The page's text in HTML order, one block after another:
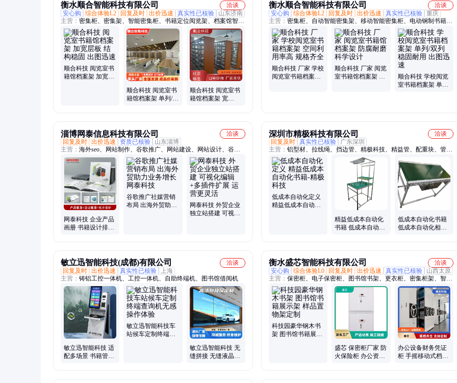
衡水顺合智能科技有限公司
洽谈
安心购
综合体验L2 回复及时 出价迅速 真实性已核验
山东济南
主营： 密集柜、密集架、智能密集柜、书籍定位阅览架、档案馆智能
密集架、密集柜档案柜、钢制图书馆书架、单双面档案资料架、轨道
移动大型档案室密、档案室密集柜、档案库智能密集柜、学校阅览室
读书架、一体化智能密集柜、落地分层书架、电动智能密集柜、可移
动密集架、智能密集柜整套、档案馆密集架、电子智能密集柜、文件
柜密集架、钢制智能书架、智能密集书架、图书馆书本摆放架、智能
密集柜一体化、无轨智能密集架
顺合科技 阅览室书
籍馆档案架 加宽层
顺合科技 阅览室书
籍馆档案架 单列/双
顺合科技 阅览室书
籍馆档案架 宽
衡水顺合智能科技有限公司
洽谈
安心购
综合体验L2 回复及时 出价迅速 真实性已核验 重庆
主营： 密集柜、自动智能密集架、移动智能密集柜、电动钢制书籍置
物架、学校图书馆书架、自动动智能密集柜、移动智能图书架、学校
阅览室读书架、档案库智能密集柜、钢制组合书架、木护板双面书
架、档案室用文件柜密集架、密集柜档案柜、电动档案架、档案馆密
集架、智能图书储存柜书架、钢制智能密集架、轨道密集柜、手摇智
能密集架、图书馆5层快速借还存、阅览室置物架、电动智能密集柜
顺合科技 厂家 学校
阅览室书籍档案架
顺合科技 厂家 阅览
室书籍馆档案架 防
顺合科技 学校阅览
室书籍档案架 单列/
淄博网泰信息科技有限公司
洽谈
回复及时 出价迅速 资质已核验
山东淄博
主营： 海外seo、网站制作、谷歌推广、网站建设、网站设计、谷歌
优化、网络推广
网泰科技 企业产品
画册 书籍设计排版
谷歌推广社媒营销
布局 出海外贸助力
网泰科技 外贸企业
独立站搭建 可视化
深圳市精极科技有限公司
洽谈
回复及时 真实性已核验
广东深圳
主营： 铝型材、拉线绳、挡边管、精极科技、精益管、配重块、管内
接、米黄管、管封盖、复合管、hj-2线棒、43mm大管、金属连接、转
弯接头、旋转接头、工装夹具、调节脚杯、塑料接头、线棒接头、自
动化架、连接配件、金属脚杯、金属接头、地脚连接、线棒
低成本自动化定义
精益低成本自动化
精益低成本自动化
书籍 低成本自动化
低成本自动化书籍
低成本自动化相关
敏立迅智能科技(成都)有限公司
洽谈
回复及时 出价迅速 真实性已核验
上海
主营： 铸铝工控一体机、工控一体机、自助终端机、图书馆借阅机
敏立迅智能科技 适
配多场景 书籍管理
敏立迅智能科技车
站候车定制终端查
敏立迅智能科技 无
缝拼接 无缝液晶拼
衡水盛芯智能科技有限公司
洽谈
安心购
综合体验L0 回复及时 出价迅速 真实性已核验
山西太原
主营： 保密柜、电子保密柜、图书馆书架、更衣柜、密集柜架、智能
密集柜架、存包柜、智能储物柜、文件柜、器械柜、智能选层柜、回
转柜、智能手机寄存柜、钢制书架、钢木书架、上下床公寓床、学生
床职工床
科技园豪华钢木书
架 图书馆书籍展示
盛芯 保密柜厂家 防
火保险柜 办公资料
办公设备财务凭证
柜 手摇移动式档案